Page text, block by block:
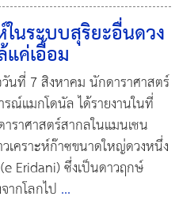
ในระบบสุริยะอื่นดวง
ค่เอื้อม
นที่ 7 สิงหาคม นักดาราศาสตร์
ณ์แมกโดนัล ได้รายงานในที่
ราศาสตร์สากลในแมนเชน
เคราะห์ก๊าซขนาดใหญ่ดวงหนึ่ง
Eridani) ซึ่งเป็นดาวฤกษ์
ากโลกไป ...